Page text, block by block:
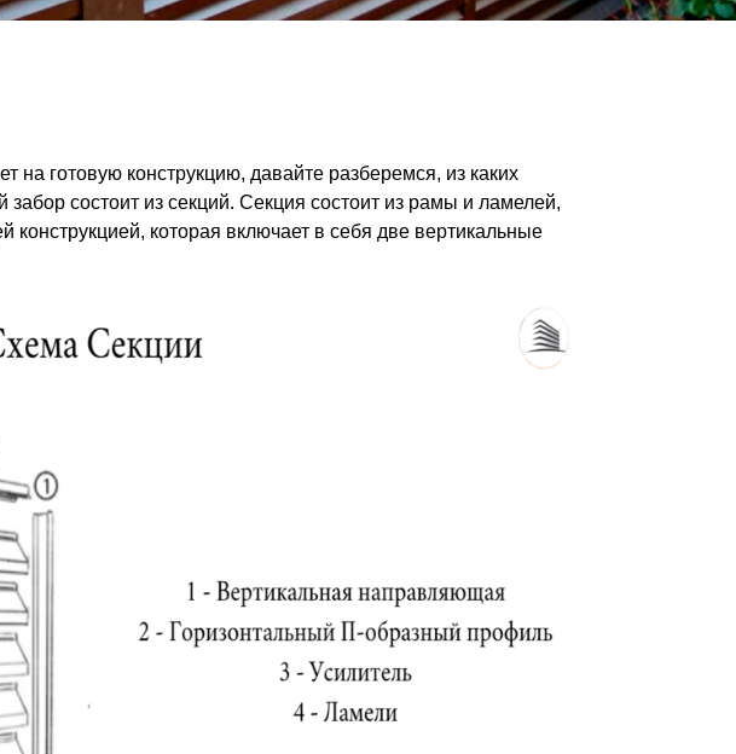
на готовую конструкцию, давайте разберемся, из каких
состоит из секций. Секция состоит из рамы и ламелей,
которая включает в себя две вертикальные